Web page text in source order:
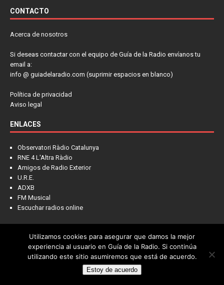
CONTACTO
Acerca de nosotros
Si deseas contactar con el equipo de Guía de la Radio envíanos tu
email a:
info @ guiadelaradio.com (suprimir espacios en blanco)
Política de privacidad
Aviso legal
ENLACES
Observatori Ràdio Catalunya
RNE 4 L'Altra Ràdio
Amigos de Radio Exterior
U.R.E.
ADXB
FM Musical
Escuchar radios online
NOTICIAS FRECUENCIAS LA COLUMNA PIENSA EN LÍDER
CONTACTO
Copyright © 2022 - Guía de la Radio
Utilizamos cookies para asegurar que damos la mejor
experiencia al usuario en Guía de la Radio. Si continúa
utilizando este sitio asumiremos que está de acuerdo.
Estoy de acuerdo